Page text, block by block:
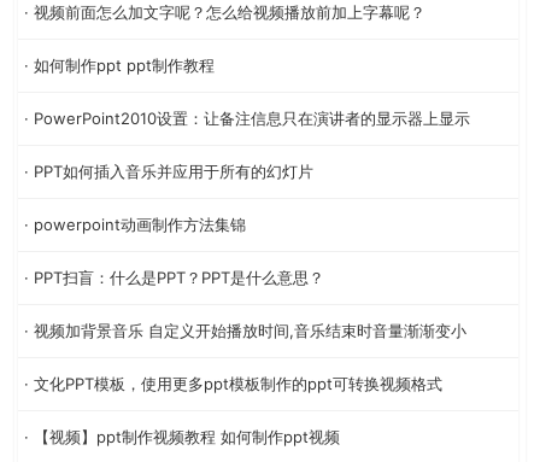
· 视频前面怎么加文字呢？怎么给视频播放前加上字幕呢？
· 如何制作ppt ppt制作教程
· PowerPoint2010设置：让备注信息只在演讲者的显示器上显示
· PPT如何插入音乐并应用于所有的幻灯片
· powerpoint动画制作方法集锦
· PPT扫盲：什么是PPT？PPT是什么意思？
· 视频加背景音乐 自定义开始播放时间,音乐结束时音量渐渐变小
· 文化PPT模板，使用更多ppt模板制作的ppt可转换视频格式
· 【视频】ppt制作视频教程 如何制作ppt视频